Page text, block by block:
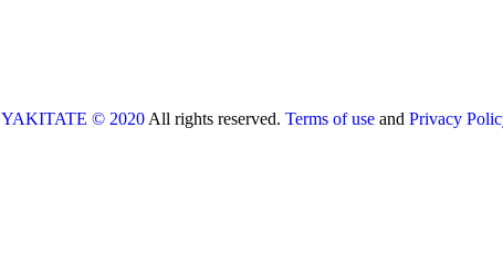
YAKITATE © 2020All rights reserved. Terms of useand Privacy